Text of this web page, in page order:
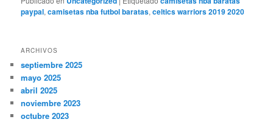
paypal,camisetas nba futbol baratas,celtics warriors 2019 2020
ARCHIVOS
septiembre 2025
mayo 2025
abril 2025
noviembre 2023
octubre 2023